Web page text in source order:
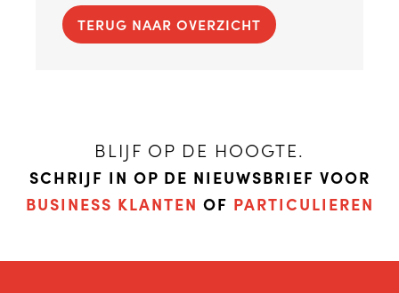
TERUG NAAR OVERZICHT
BLIJF OP DE HOOGTE.
SCHRIJF IN OP DE NIEUWSBRIEF VOOR
BUSINESS KLANTEN OF PARTICULIEREN